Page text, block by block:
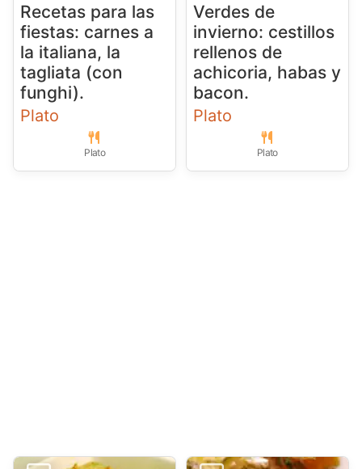
Recetas para las
fiestas: carnes a
la italiana, la
tagliata (con
funghi).
Plato
Plato
Verdes de
invierno: cestillos
rellenos de
achicoria, habas y
bacon.
Plato
Plato